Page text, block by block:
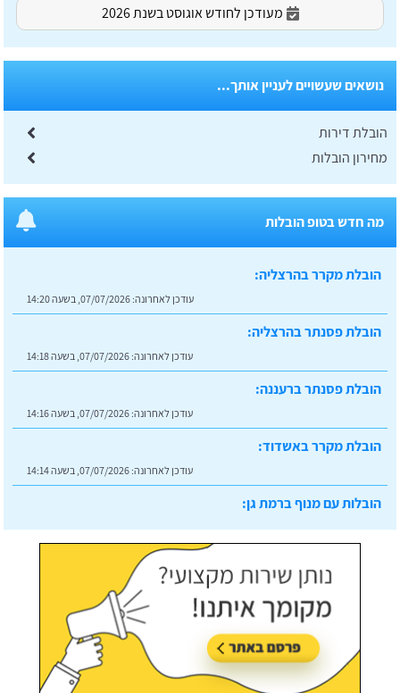
מעודכן לחודש אוגוסט בשנת 2026
נושאים שעשויים לעניין אותך...
הובלת דירות
מחירון הובלות
מה חדש בטופ הובלות
הובלת מקרר בהרצליה:
עודכן לאחרונה: 07/07/2026, בשעה 14:20
הובלת פסנתר בהרצליה:
עודכן לאחרונה: 07/07/2026, בשעה 14:18
הובלת פסנתר ברעננה:
עודכן לאחרונה: 07/07/2026, בשעה 14:16
הובלת מקרר באשדוד:
עודכן לאחרונה: 07/07/2026, בשעה 14:14
הובלות עם מנוף ברמת גן:
עודכן לאחרונה:07/07/2026, בשעה 14:23